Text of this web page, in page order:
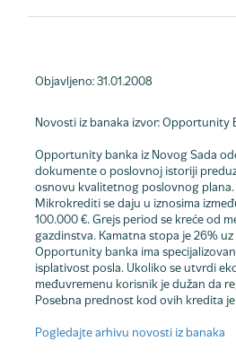
Objavljeno: 31.01.2008
Novosti iz banaka izvor: Opportunity
Opportunity banka iz Novog Sada
dokumente o poslovnoj istoriji
osnovu kvalitetnog poslovnog plana.
Mikrokrediti se daju u iznosima
100.000 €. Grejs period se kreće od
gazdinstva. Kamatna stopa je 26%
Opportunity banka ima
isplativost posla. Ukoliko se utvrdi
međuvremenu korisnik je dužan da
Posebna prednost kod ovih kredita
Pogledajte arhivu novosti iz banaka